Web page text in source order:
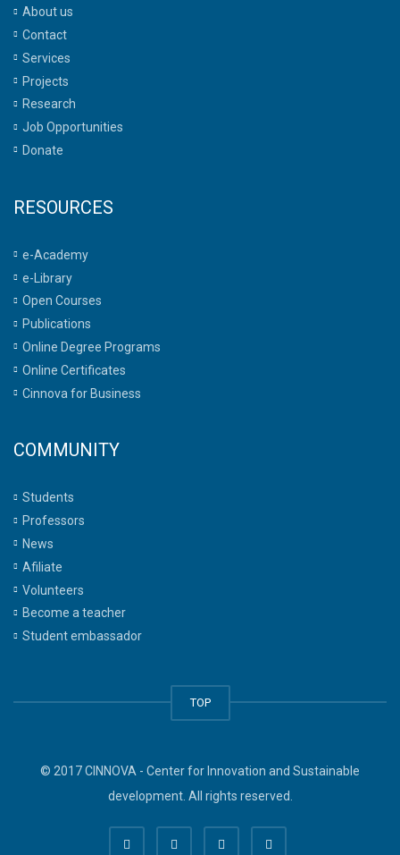
About us
Contact
Services
Projects
Research
Job Opportunities
Donate
RESOURCES
e-Academy
e-Library
Open Courses
Publications
Online Degree Programs
Online Certificates
Cinnova for Business
COMMUNITY
Students
Professors
News
Afiliate
Volunteers
Become a teacher
Student embassador
TOP
© 2017 CINNOVA - Center for Innovation and Sustainable
development. All rights reserved.